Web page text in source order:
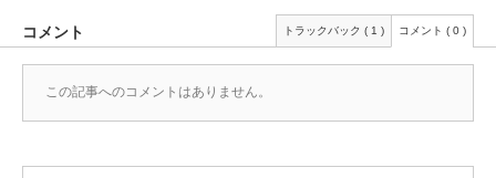
コメント トラックバック ( 1 ) コメント ( 0 )
この記事へのコメントはありません。